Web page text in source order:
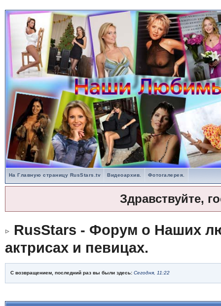
На Главную страницу RusStars.tv Видеоархив. Фотогалерея.
Здравствуйте,
RusStars - Форум о Наших
актрисах и певицах.
С возвращением, последний раз вы были здесь: Сегодня, 11:22